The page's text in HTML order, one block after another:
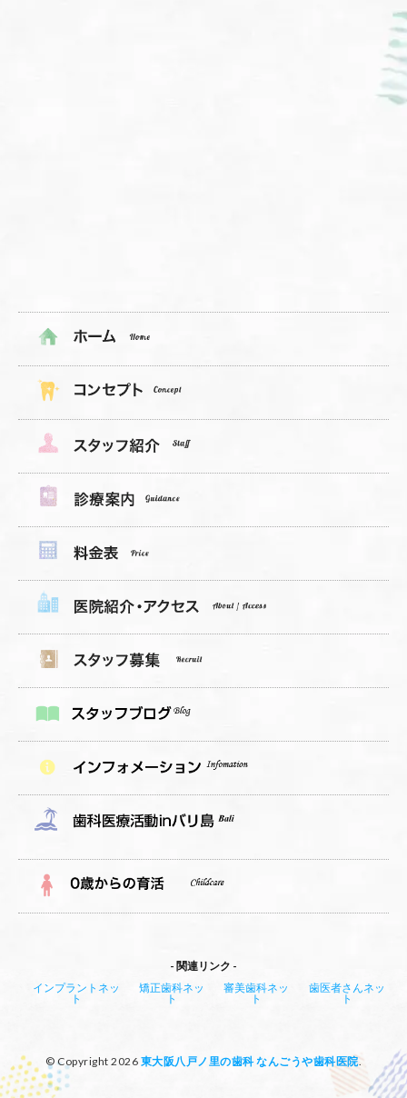
関連リンク
インプラントネッ
ト
矯正歯科ネッ
ト
審美歯科ネッ
ト
歯医者さんネッ
ト
© Copyright 2026 東大阪八戸ノ里の歯科 なんごうや歯科医院.